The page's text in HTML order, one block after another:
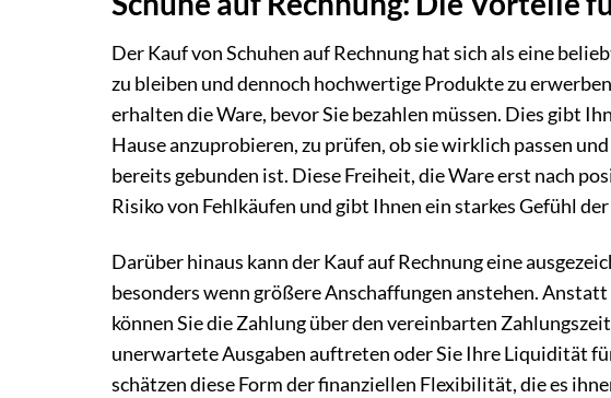
Der Kauf von Schuhen auf Rechnung hat sich als eine
zu bleiben und dennoch hochwertige Produkte zu
erhalten die Ware, bevor Sie bezahlen müssen. Dies gibt
Hause anzuprobieren, zu prüfen, ob sie wirklich passen
bereits gebunden ist. Diese Freiheit, die Ware erst nach
Risiko von Fehlkäufen und gibt Ihnen ein starkes Gefühl
Darüber hinaus kann der Kauf auf Rechnung eine
besonders wenn größere Anschaffungen anstehen.
können Sie die Zahlung über den vereinbarten
unerwartete Ausgaben auftreten oder Sie Ihre Liquidität
schätzen diese Form der finanziellen Flexibilität, die es